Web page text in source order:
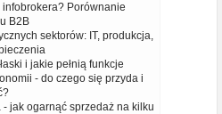
Porównanie
B2B
sektorów: IT, produkcja,
i jakie pełnią funkcje
- do czego się przyda i
jak ogarnąć sprzedaż na kilku